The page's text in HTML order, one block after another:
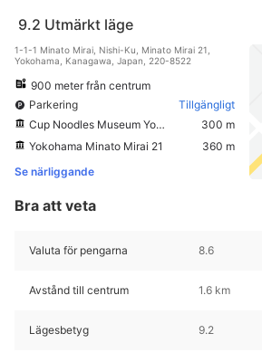
9.2 Utmärkt läge
1-1-1 Minato Mirai, Nishi-Ku, Minato Mirai 21,
Yokohama, Kanagawa, Japan, 220-8522
900 meter från centrum
Parkering
Tillgängligt
Cup Noodles Museum Yokohama
300 m
Yokohama Minato Mirai 21
360 m
Se närliggande
Bra att veta
Valuta för pengarna 8.6
Avstånd till centrum 1.6 km
Lägesbetyg 9.2